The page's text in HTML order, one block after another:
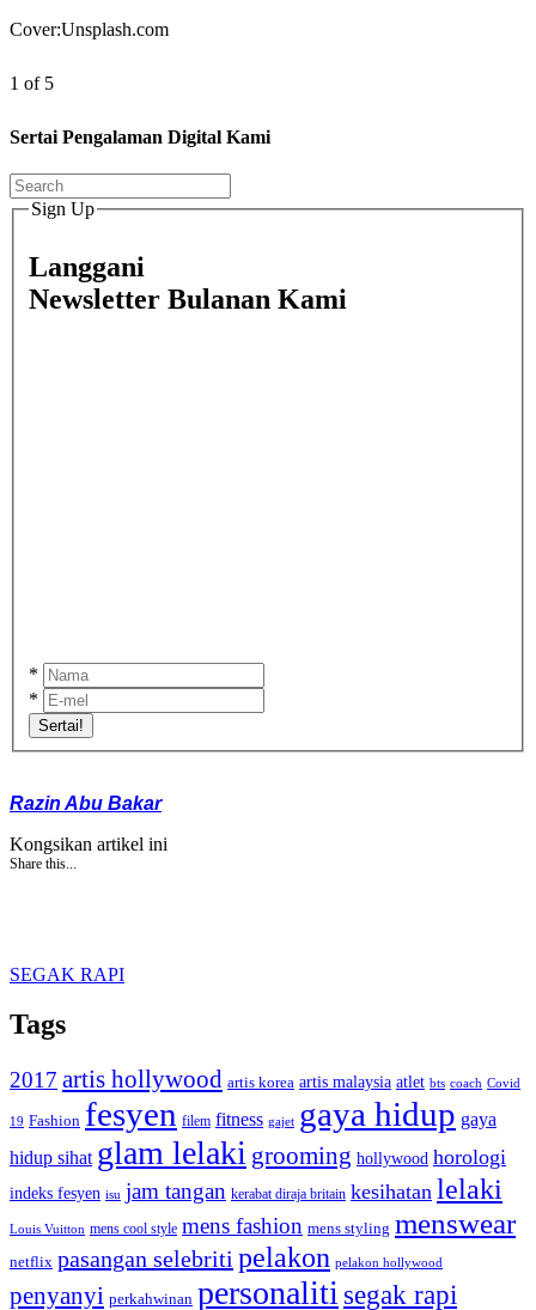
Cover:Unsplash.com
1 of 5
Sertai Pengalaman Digital Kami
Sign Up
Langgani
Newsletter Bulanan Kami
*
*
Sertai!
Razin Abu Bakar
Kongsikan artikel ini
Share this...
SEGAK RAPI
Tags
2017 artis hollywood artis korea artis malaysia atlet bts coach Covid
19 Fashion fesyen filem fitness gajet gaya hidup gaya
hidup sihat glam lelaki grooming hollywood horologi
indeks fesyen isu jam tangan kerabat diraja britain kesihatan lelaki
Louis Vuitton mens cool style mens fashion mens styling menswear
netflix pasangan selebriti pelakon pelakon hollywood
penyanyi perkahwinan personalitisegak rapi